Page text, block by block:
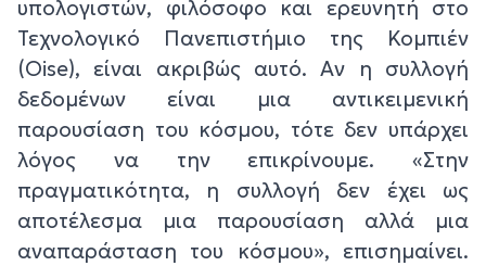
υπολογιστών, φιλόσοφο και ερευνητή στο
Τεχνολογικό Πανεπιστήμιο της Κομπιέν
(Oise), είναι ακριβώς αυτό. Αν η συλλογή
δεδομένων είναι μια αντικειμενική
παρουσίαση του κόσμου, τότε δεν υπάρχει
λόγος να την επικρίνουμε. «Στην
πραγματικότητα, η συλλογή δεν έχει ως
αποτέλεσμα μια παρουσίαση αλλά μια
αναπαράσταση του κόσμου», επισημαίνει.